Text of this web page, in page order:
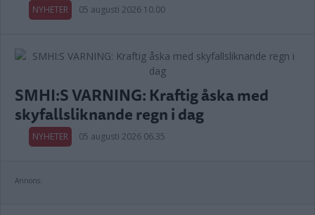
NYHETER 05 augusti 2026 10.00
SMHI:S VARNING: Kraftig åska med
skyfallsliknande regn i dag
NYHETER 05 augusti 2026 06.35
Annons: